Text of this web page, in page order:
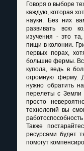
Говоря о выборе
каждую, которая
науки. Без них
развивать всю
изучения - это та,
пищи в колонии.
первых порах,
большие фермы.
купола, ведь в
огромную ферму.
нужно обратить
перелеты с Земли
просто
технологий вы
Также
ресурсами будет
помогут